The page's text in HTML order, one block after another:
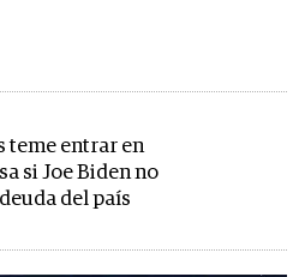
teme entrar en
si Joe Biden no
del país